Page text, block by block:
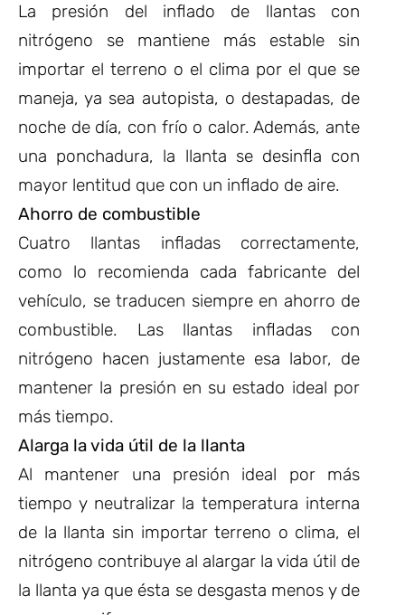
La presión del inflado de llantas con
nitrógeno se mantiene más estable sin
importar el terreno o el clima por el que se
maneja, ya sea autopista, o destapadas, de
noche de día, con frío o calor. Además, ante
una ponchadura, la llanta se desinfla con
mayor lentitud que con un inflado de aire.
Ahorro de combustible
Cuatro llantas infladas correctamente,
como lo recomienda cada fabricante del
vehículo, se traducen siempre en ahorro de
combustible. Las llantas infladas con
nitrógeno hacen justamente esa labor, de
mantener la presión en su estado ideal por
más tiempo.
Alarga la vida útil de la llanta
Al mantener una presión ideal por más
tiempo y neutralizar la temperatura interna
de la llanta sin importar terreno o clima, el
nitrógeno contribuye al alargar la vida útil de
la llanta ya que ésta se desgasta menos y de